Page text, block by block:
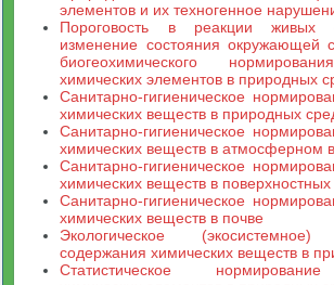
элементов и их техногенное
Пороговость в реакции живых
изменение состояния окружающей
биогеохимического
химических элементов в природных
Санитарно-гигиеническое
химических веществ в природных
Санитарно-гигиеническое
химических веществ в атмосферном
Санитарно-гигиеническое
химических веществ в
Санитарно-гигиеническое
химических веществ в почве
Экологическое (экосистемное)
содержания химических веществ в
Статистическое